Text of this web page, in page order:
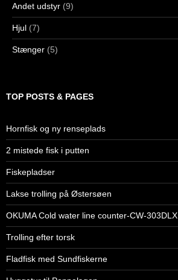
Andet udstyr (9)
Hjul (7)
Stænger (5)
TOP POSTS & PAGES
Hornfisk og ny renseplads
2 mistede fisk i putten
Fiskepladser
Lakse trolling på Østersøen
OKUMA Cold water line counter-CW-303DLX
Trolling efter torsk
Fladfisk med Sundfiskerne